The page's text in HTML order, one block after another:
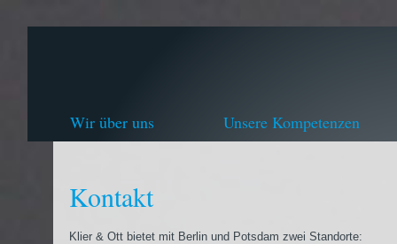
Wir über uns Unsere Kompetenzen
Kontakt
Klier & Ott bietet mit Berlin und Potsdam zwei Standorte: